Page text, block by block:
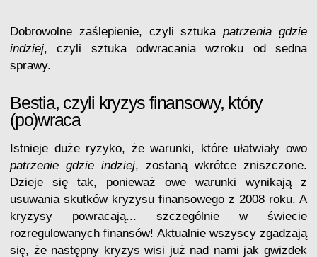
Dobrowolne zaślepienie, czyli sztukapatrzenia gdzie
indziej, czyli sztuka odwracania wzroku od sedna
sprawy.
Bestia, czyli kryzys finansowy, który
(po)wraca
Istnieje duże ryzyko, że warunki, które ułatwiały owo
patrzenie gdzie indziej, zostaną wkrótce zniszczone.
Dzieje się tak, ponieważ owe warunki wynikają z
usuwania skutków kryzysu finansowego z 2008 roku. A
kryzysy powracają... szczególnie w świecie
rozregulowanych finansów! Aktualnie wszyscy zgadzają
się, że następny kryzys wisi już nad nami jak gwizdek